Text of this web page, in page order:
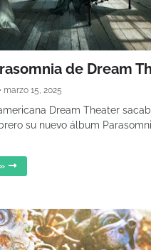
de Dream
• marzo 15, 2025
Dream Theater
su nuevo álbum